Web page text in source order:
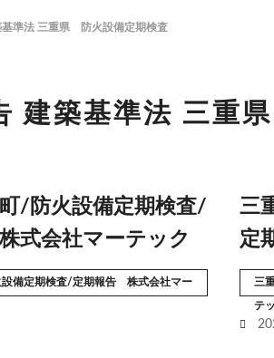
HOME
基準法 三重県 防火設備定期検査
建築基準法 三重
/防火設備定期検査/
式会社マーテック
設備定期検査/定期報告 株式会社マー
三
定
三
テ